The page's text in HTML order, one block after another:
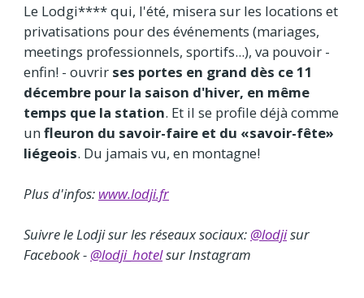
Le Lodgi**** qui, l'été, misera sur les locations et
privatisations pour des événements (mariages,
meetings professionnels, sportifs...), va pouvoir -
enfin! - ouvrir ses portes en grand dès ce 11
décembre pour la saison d'hiver, en même
temps que la station. Et il se profile déjà comme
unfleuron du savoir-faire et du «savoir-fête»
liégeois. Du jamais vu, en montagne!
Plus d'infos: www.lodji.fr
Suivre le Lodji sur les réseaux sociaux: @lodjisur
Facebook - @lodji_hotelsur Instagram